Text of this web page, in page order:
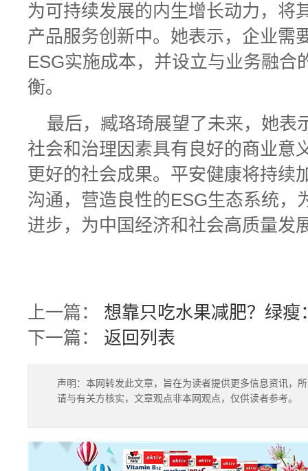
为可持续发展的内生增长动力，将
产品服务创新中。她表示，企业需
ESG实施成本，并设立与业务融合
衡。
最后，臧珞琦展望了未来，她表
社会和治理因素具有良好的商业意
更好的社会成果。平安健康将持续
沟通，营造良性的ESG生态系统，
进步，为中国经济和社会高质量发
上一篇： 想靠只吃水果减肥？绿瘦
下一篇： 返回列表
声明：本网转发此文章，旨在为读者提供更多信息资讯，
请与有关方核实，文章观点非本网观点，仅供读者参考。